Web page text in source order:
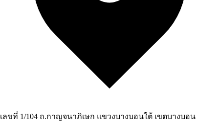
เลขที่ 1/104 ถ.กาญจนาภิเษก แขวงบางบอนใต้ เขตบางบอน